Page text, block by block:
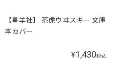
【星羊社】 茶虎ウヰスキー 文庫
本カバー
¥1,430税込